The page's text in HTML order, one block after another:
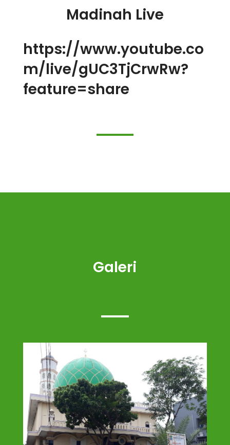
Madinah Live
https://www.youtube.co
m/live/gUC3TjCrwRw?
feature=share
Galeri